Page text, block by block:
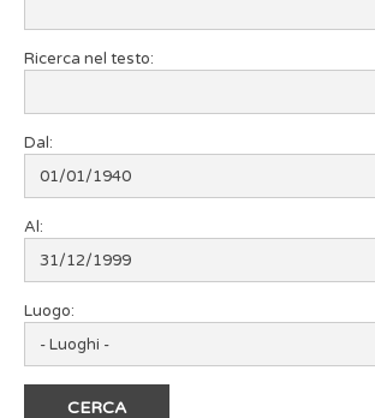
Ricerca nel testo:
Dal:
Al:
Luogo: